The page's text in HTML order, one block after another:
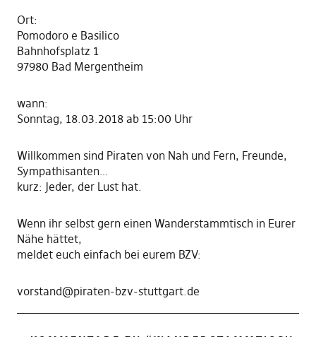
Ort:
Pomodoro e Basilico
Bahnhofsplatz 1
97980 Bad Mergentheim
wann:
Sonntag, 18.03.2018 ab 15:00 Uhr
Willkommen sind Piraten von Nah und Fern, Freunde,
Sympathisanten…
kurz: Jeder, der Lust hat.
Wenn ihr selbst gern einen Wanderstammtisch in Eurer
Nähe hättet,
meldet euch einfach bei eurem BZV:
vorstand@piraten-bzv-stuttgart.de